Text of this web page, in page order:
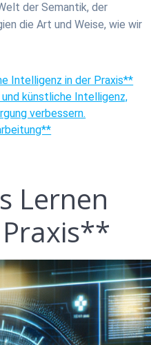
der Semantik, der
die Art und Weise, wie wir
Intelligenz in der Praxis**
künstliche Intelligenz,
verbessern.
Lernen